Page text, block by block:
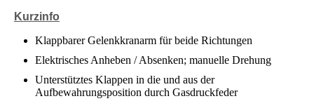
Kurzinfo
Klappbarer Gelenkkranarm für beide Richtungen
Elektrisches Anheben / Absenken; manuelle Drehung
Unterstütztes Klappen in die und aus der
Aufbewahrungsposition durch Gasdruckfeder